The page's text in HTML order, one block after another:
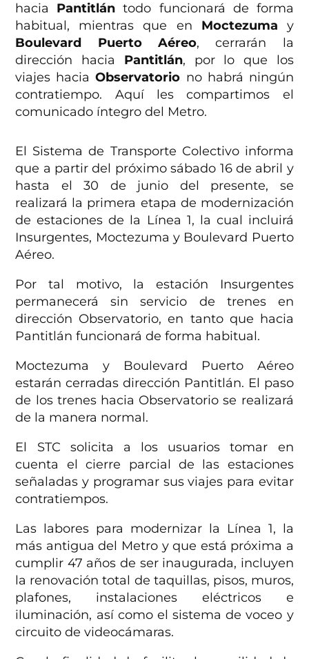
hacia Pantitlán todo funcionará de forma
habitual, mientras que en Moctezuma y
Boulevard Puerto Aéreo, cerrarán la
dirección hacia Pantitlán, por lo que los
viajes hacia Observatorio no habrá ningún
contratiempo. Aquí les compartimos el
comunicado íntegro del Metro.
El Sistema de Transporte Colectivo informa
que a partir del próximo sábado 16 de abril y
hasta el 30 de junio del presente, se
realizará la primera etapa de modernización
de estaciones de la Línea 1, la cual incluirá
Insurgentes, Moctezuma y Boulevard Puerto
Aéreo.
Por tal motivo, la estación Insurgentes
permanecerá sin servicio de trenes en
dirección Observatorio, en tanto que hacia
Pantitlán funcionará de forma habitual.
Moctezuma y Boulevard Puerto Aéreo
estarán cerradas dirección Pantitlán. El paso
de los trenes hacia Observatorio se realizará
de la manera normal.
El STC solicita a los usuarios tomar en
cuenta el cierre parcial de las estaciones
señaladas y programar sus viajes para evitar
contratiempos.
Las labores para modernizar la Línea 1, la
más antigua del Metro y que está próxima a
cumplir 47 años de ser inaugurada, incluyen
la renovación total de taquillas, pisos, muros,
plafones, instalaciones eléctricos e
iluminación, así como el sistema de voceo y
circuito de videocámaras.